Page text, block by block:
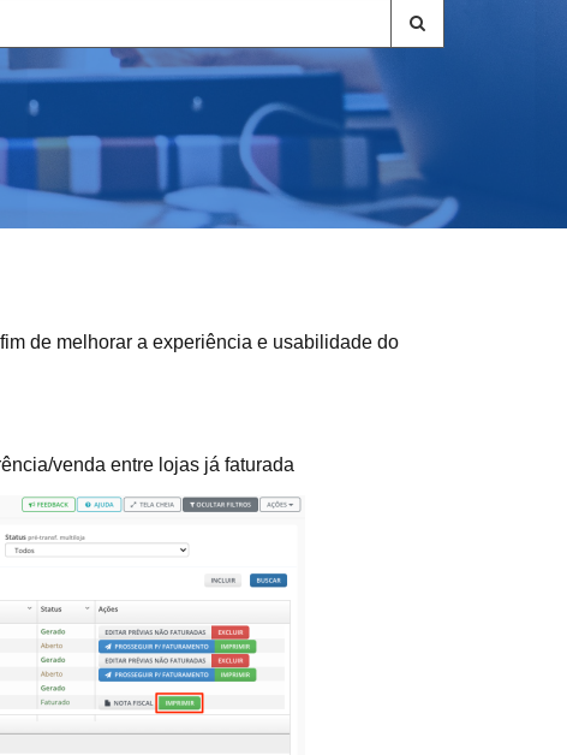
de melhorar a experiência e usabilidade do
venda entre lojas já faturada